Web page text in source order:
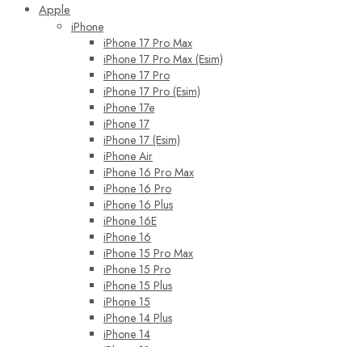
Apple
iPhone
iPhone 17 Pro Max
iPhone 17 Pro Max (Esim)
iPhone 17 Pro
iPhone 17 Pro (Esim)
iPhone 17e
iPhone 17
iPhone 17 (Esim)
iPhone Air
iPhone 16 Pro Max
iPhone 16 Pro
iPhone 16 Plus
iPhone 16E
iPhone 16
iPhone 15 Pro Max
iPhone 15 Pro
iPhone 15 Plus
iPhone 15
iPhone 14 Plus
iPhone 14